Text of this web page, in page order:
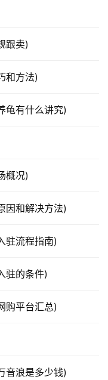
跟卖)
和方法)
龟有什么讲究)
概况)
因和解决方法)
驻流程指南)
驻的条件)
购平台汇总)
音浪是多少钱)